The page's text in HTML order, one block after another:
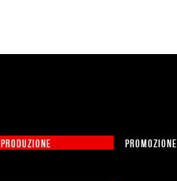
PRODUZIONE PROMOZIONE